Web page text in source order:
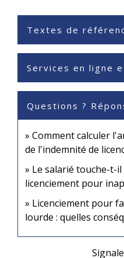
Textes de
Services en ligne
Questions ?
Comment calculer
de l'indemnité de
Le salarié touche-t-il
licenciement pour
Licenciement pour
lourde : quelles